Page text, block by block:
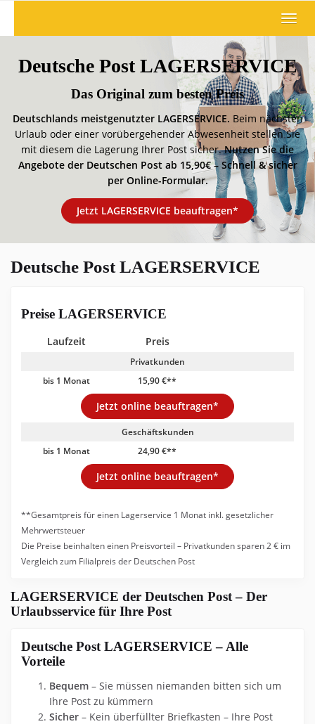
main
Deutsche Post LAGERSERVICE
Das Original zum besten Preis
Deutschlands meistgenutzter LAGERSERVICE. Beim nächsten
Urlaub oder einer vorübergehender Abwesenheit stellen Sie
mit diesem die Lagerung Ihrer Post sicher.Nutzen Sie die
Angebote der Deutschen Post ab 15,90€ – Schnell & sicher
per Online-Formular.
Jetzt LAGERSERVICE beauftragen*
Deutsche Post LAGERSERVICE
Preise LAGERSERVICE
Laufzeit Preis
Privatkunden
bis 1 Monat
15,90 €**
Jetzt online beauftragen*
Geschäftskunden
bis 1 Monat
24,90 €**
Jetzt online beauftragen*
**Gesamtpreis für einen Lagerservice 1 Monat inkl. gesetzlicher
Mehrwertsteuer
Die Preise beinhalten einen Preisvorteil – Privatkunden sparen 2 € im
Vergleich zum Filialpreis der Deutschen Post
LAGERSERVICE der Deutschen Post – Der
Urlaubsservice für Ihre Post
Deutsche Post LAGERSERVICE – Alle
Vorteile
Bequem – Sie müssen niemanden bitten sich um
Ihre Post zu kümmern
Sicher – Kein überfüllter Briefkasten – Ihre Post